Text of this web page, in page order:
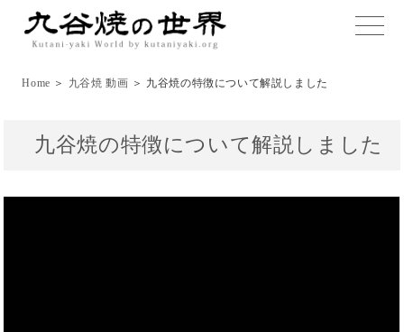
toggle
Home ＞ 九谷焼 動画 ＞ 九谷焼の特徴について解説しました
九谷焼の特徴について解説しました